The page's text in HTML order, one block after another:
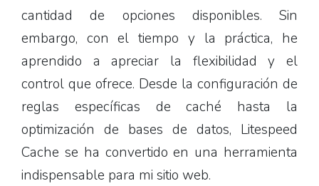
cantidad de opciones disponibles. Sin
embargo, con el tiempo y la práctica, he
aprendido a apreciar la flexibilidad y el
control que ofrece. Desde la configuración de
reglas específicas de caché hasta la
optimización de bases de datos, Litespeed
Cache se ha convertido en una herramienta
indispensable para mi sitio web.